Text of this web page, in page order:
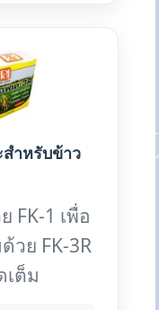
สำหรับข้าว
FK-1 เพื่อ
วย FK-3R
เต็ม